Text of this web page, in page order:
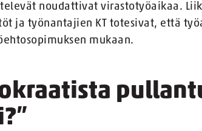
noudattivat virastotyöaikaa.
ja työnantajien KT totesivat, että
mukaan.